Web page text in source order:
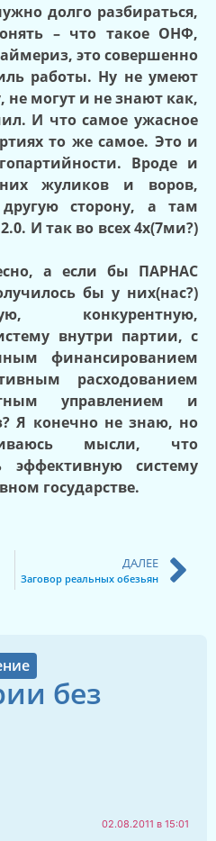
долго разбираться,
– что такое ОНФ,
это совершенно
работы. Ну не умеют
могут и не знают как,
И что самое ужасное
то же самое. Это и
Вроде и
жуликов и воров,
сторону, а там
И так во всех 4х(7ми?)
а если бы ПАРНАС
бы у них(нас?)
конкурентную,
внутри партии, с
финансированием
расходованием
управлением и
Я конечно не знаю, но
мысли, что
эффективную систему
государстве.
ДАЛЕЕ
Заговор реальных обезьян
без
02.08.2011 в 15:01